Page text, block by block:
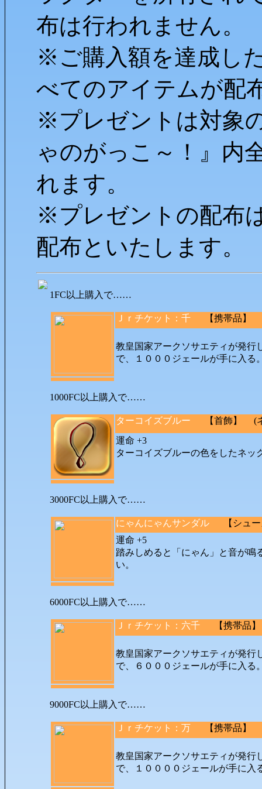
布は行われません。
※ご購入額を達成し
べてのアイテムが配
※プレゼントは対象
ゃのがっこ～！』内
れます。
※プレゼントの配布
配布といたします。
1FC以上購入で……
Ｊｒチケット：千 【携帯品】 (
教皇国家アークソサエティが発行
で、１０００ジェールが手に入
1000FC以上購入で……
ターコイズブルー
【首飾】 (ネ
運命 +3
ターコイズブルーの色をしたネッ
3000FC以上購入で……
にゃんにゃんサンダル
【シュー
運命 +5
踏みしめると「にゃん」と音が鳴
い。
6000FC以上購入で……
Ｊｒチケット：六千 【携帯品
教皇国家アークソサエティが発行
で、６０００ジェールが手に入
9000FC以上購入で……
Ｊｒチケット：万 【携帯品】 (
教皇国家アークソサエティが発行
で、１００００ジェールが手